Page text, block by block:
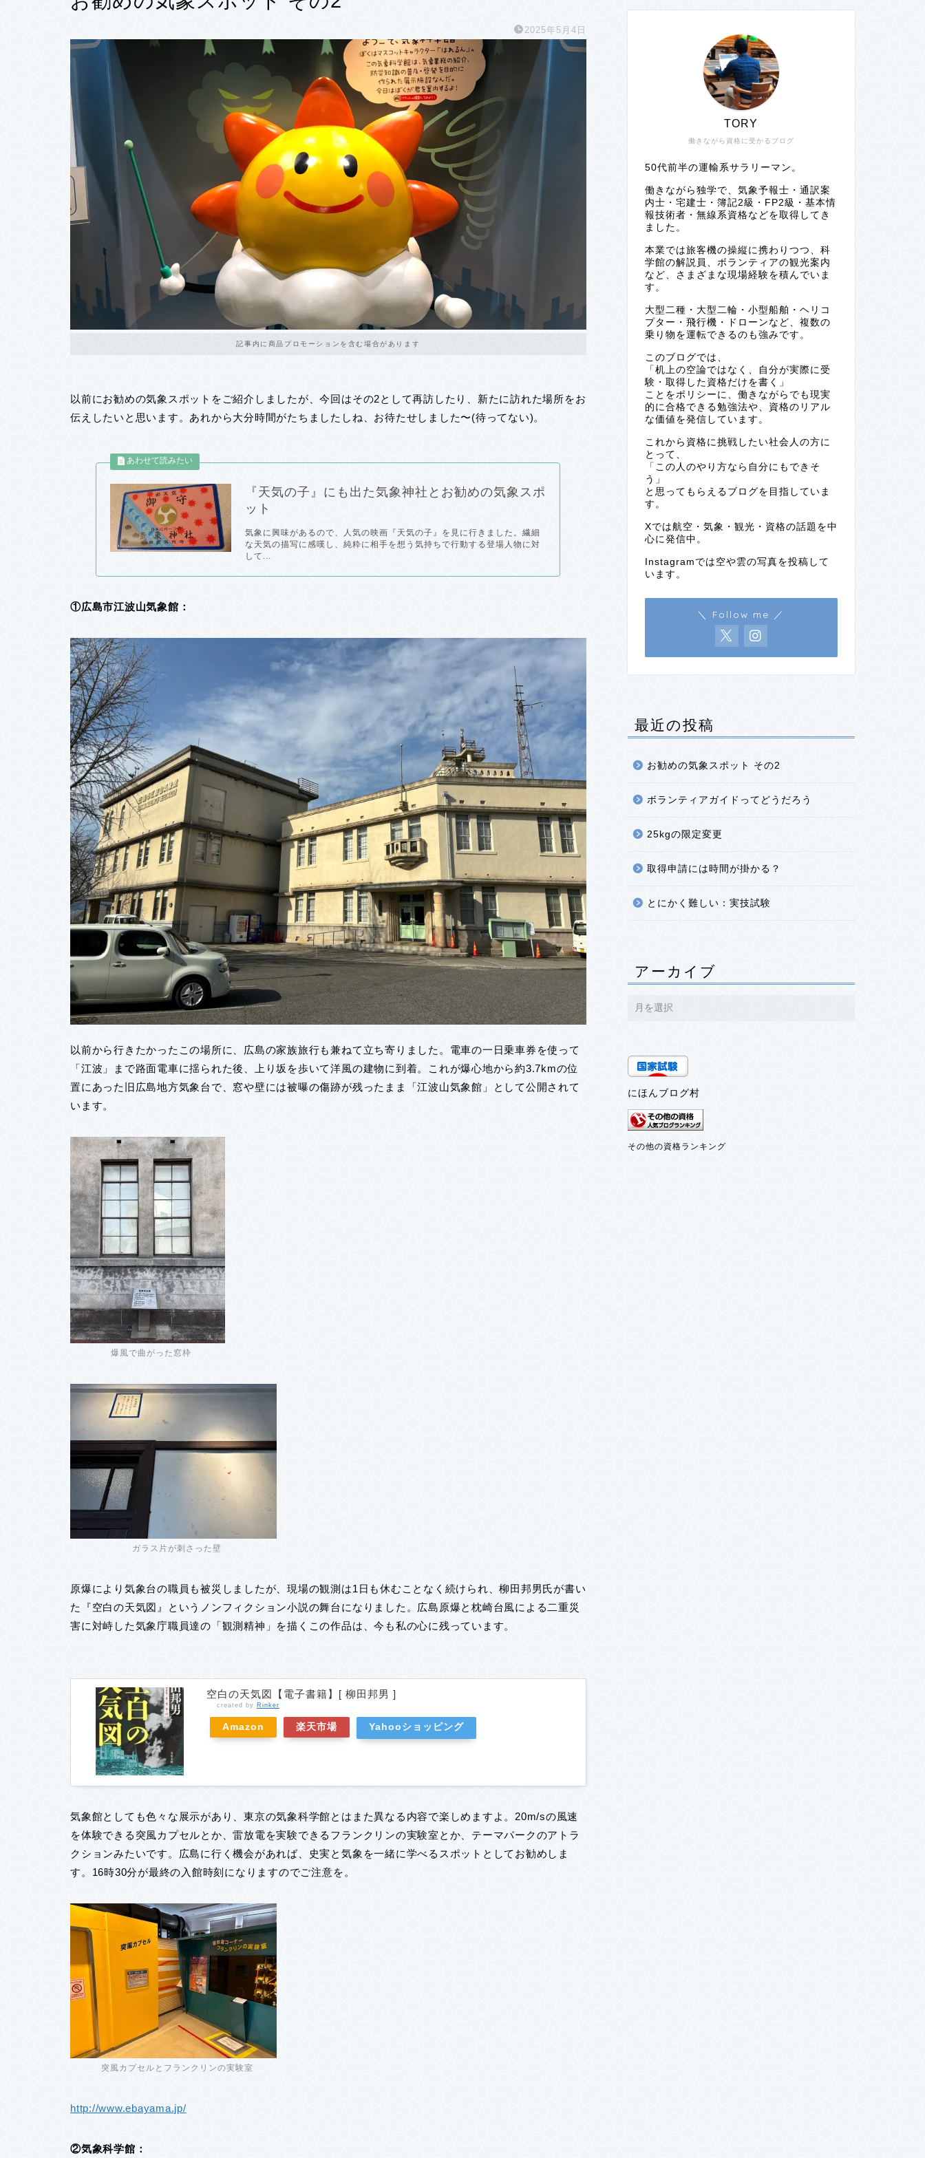
2025年5月4日
記事内に商品プロモーションを含む場合があります
以前にお勧めの気象スポットをご紹介しましたが、今回はその2として再訪したり、新たに訪れた場所をお
伝えしたいと思います。あれから大分時間がたちましたしね、お待たせしました〜(待ってない)。
『天気の子』にも出た気象神社とお勧めの気象スポ
ット
気象に興味があるので、人気の映画『天気の子』を見に行きました。繊細
な天気の描写に感嘆し、純粋に相手を想う気持ちで行動する登場人物に対
して...
①広島市江波山気象館：
以前から行きたかったこの場所に、広島の家族旅行も兼ねて立ち寄りました。電車の一日乗車券を使って
「江波」まで路面電車に揺られた後、上り坂を歩いて洋風の建物に到着。これが爆心地から約3.7kmの位
置にあった旧広島地方気象台で、窓や壁には被曝の傷跡が残ったまま「江波山気象館」として公開されて
います。
爆風で曲がった窓枠
ガラス片が刺さった壁
原爆により気象台の職員も被災しましたが、現場の観測は1日も休むことなく続けられ、柳田邦男氏が書い
た『空白の天気図』というノンフィクション小説の舞台になりました。広島原爆と枕崎台風による二重災
害に対峙した気象庁職員達の「観測精神」を描くこの作品は、今も私の心に残っています。
空白の天気図【電子書籍】[ 柳田邦男 ]
created by Rinker
Amazon 楽天市場 Yahooショッピング
気象館としても色々な展示があり、東京の気象科学館とはまた異なる内容で楽しめますよ。20m/sの風速
を体験できる突風カプセルとか、雷放電を実験できるフランクリンの実験室とか、テーマパークのアトラ
クションみたいです。広島に行く機会があれば、史実と気象を一緒に学べるスポットとしてお勧めしま
す。16時30分が最終の入館時刻になりますのでご注意を。
突風カプセルとフランクリンの実験室
http://www.ebayama.jp/
②気象科学館：
働きながら資格に受かるブログ
TORY
50代前半の運輸系サラリーマン。
働きながら独学で、気象予報士・通訳案
内士・宅建士・簿記2級・FP2級・基本情
報技術者・無線系資格などを取得してき
ました。
本業では旅客機の操縦に携わりつつ、科
学館の解説員、ボランティアの観光案内
など、さまざまな現場経験を積んでいま
す。
大型二種・大型二輪・小型船舶・ヘリコ
プター・飛行機・ドローンなど、複数の
乗り物を運転できるのも強みです。
このブログでは、
「机上の空論ではなく、自分が実際に受
験・取得した資格だけを書く」
ことをポリシーに、働きながらでも現実
的に合格できる勉強法や、資格のリアル
な価値を発信しています。
これから資格に挑戦したい社会人の方に
とって、
「この人のやり方なら自分にもできそ
う」
と思ってもらえるブログを目指していま
す。
Xでは航空・気象・観光・資格の話題を中
心に発信中。
Instagramでは空や雲の写真を投稿して
います。
＼ Follow me ／
最近の投稿
お勧めの気象スポット その2
ボランティアガイドってどうだろう
25kgの限定変更
取得申請には時間が掛かる？
とにかく難しい：実技試験
アーカイブ
にほんブログ村
その他の資格ランキング